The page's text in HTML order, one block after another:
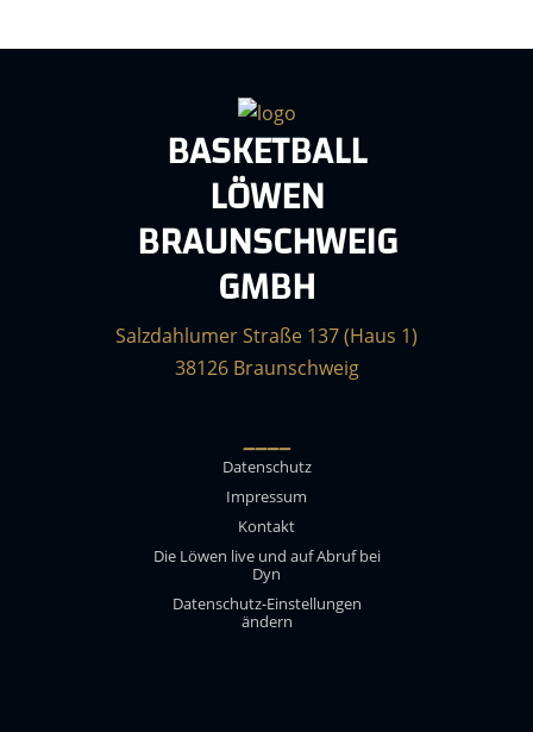
BASKETBALL
LÖWEN
BRAUNSCHWEIG
GMBH
Salzdahlumer Straße 137 (Haus 1)
38126 Braunschweig
____
Datenschutz
Impressum
Kontakt
Die Löwen live und auf Abruf bei
Dyn
Datenschutz-Einstellungen
ändern